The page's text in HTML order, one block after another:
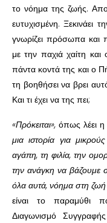
το νόημα της ζωής.
ευτυχισμένη. Ξεκινάει
γνωρίζει πρόσωπα και
με την παχιά χαίτη και
πάντα κοντά της και ο
τη βοηθήσει να βρει
Και τι έχει να της πει;
«Πρόκειται», όπως λέει
μια ιστορία για
αγάπη, τη φιλία, την
την ανάγκη να βάζουμε
όλα αυτά, νόημα στη ζωή
είναι το παραμύθι
Διαγωνισμό